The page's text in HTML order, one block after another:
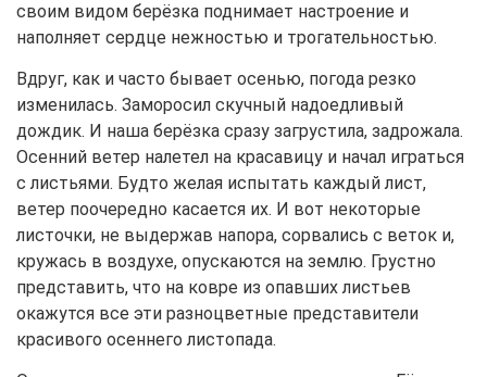
своим видом берёзка поднимает настроение и
наполняет сердце нежностью и трогательностью.
Вдруг, как и часто бывает осенью, погода резко
изменилась. Заморосил скучный надоедливый
дождик. И наша берёзка сразу загрустила, задрожала.
Осенний ветер налетел на красавицу и начал играться
с листьями. Будто желая испытать каждый лист,
ветер поочередно касается их. И вот некоторые
листочки, не выдержав напора, сорвались с веток и,
кружась в воздухе, опускаются на землю. Грустно
представить, что на ковре из опавших листьев
окажутся все эти разноцветные представители
красивого осеннего листопада.